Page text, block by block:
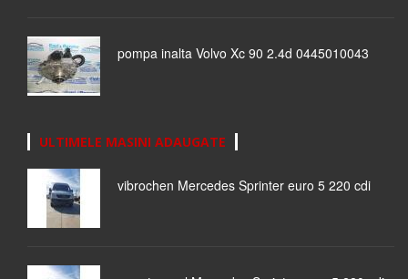
pompa inalta Volvo Xc 90 2.4d 0445010043
ULTIMELE MASINI ADAUGATE
vibrochen Mercedes Sprinter euro 5 220 cdi